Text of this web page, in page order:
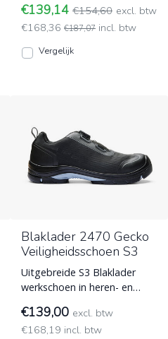
€139,14 €154,60 excl. btw
€168,36 €187,07 incl. btw
Vergelijk
Blaklader 2470 Gecko
Veiligheidsschoen S3
Uitgebreide S3 Blaklader
werkschoen in heren- en
maat. Met sterke draad
Blaklader
€139,00 excl. btw
€168,19 incl. btw